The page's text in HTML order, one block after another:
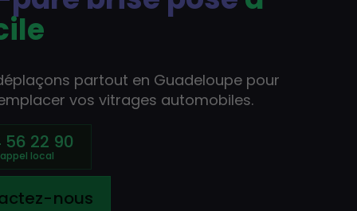
partout en Guadeloupe pour
vos vitrages automobiles.
56 22 90
nous